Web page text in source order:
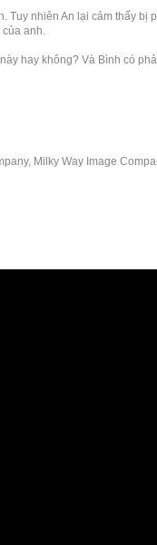
Tuy nhiên An lại cảm thấy bị
anh.
hay không? Và Bình có
Milky Way Image